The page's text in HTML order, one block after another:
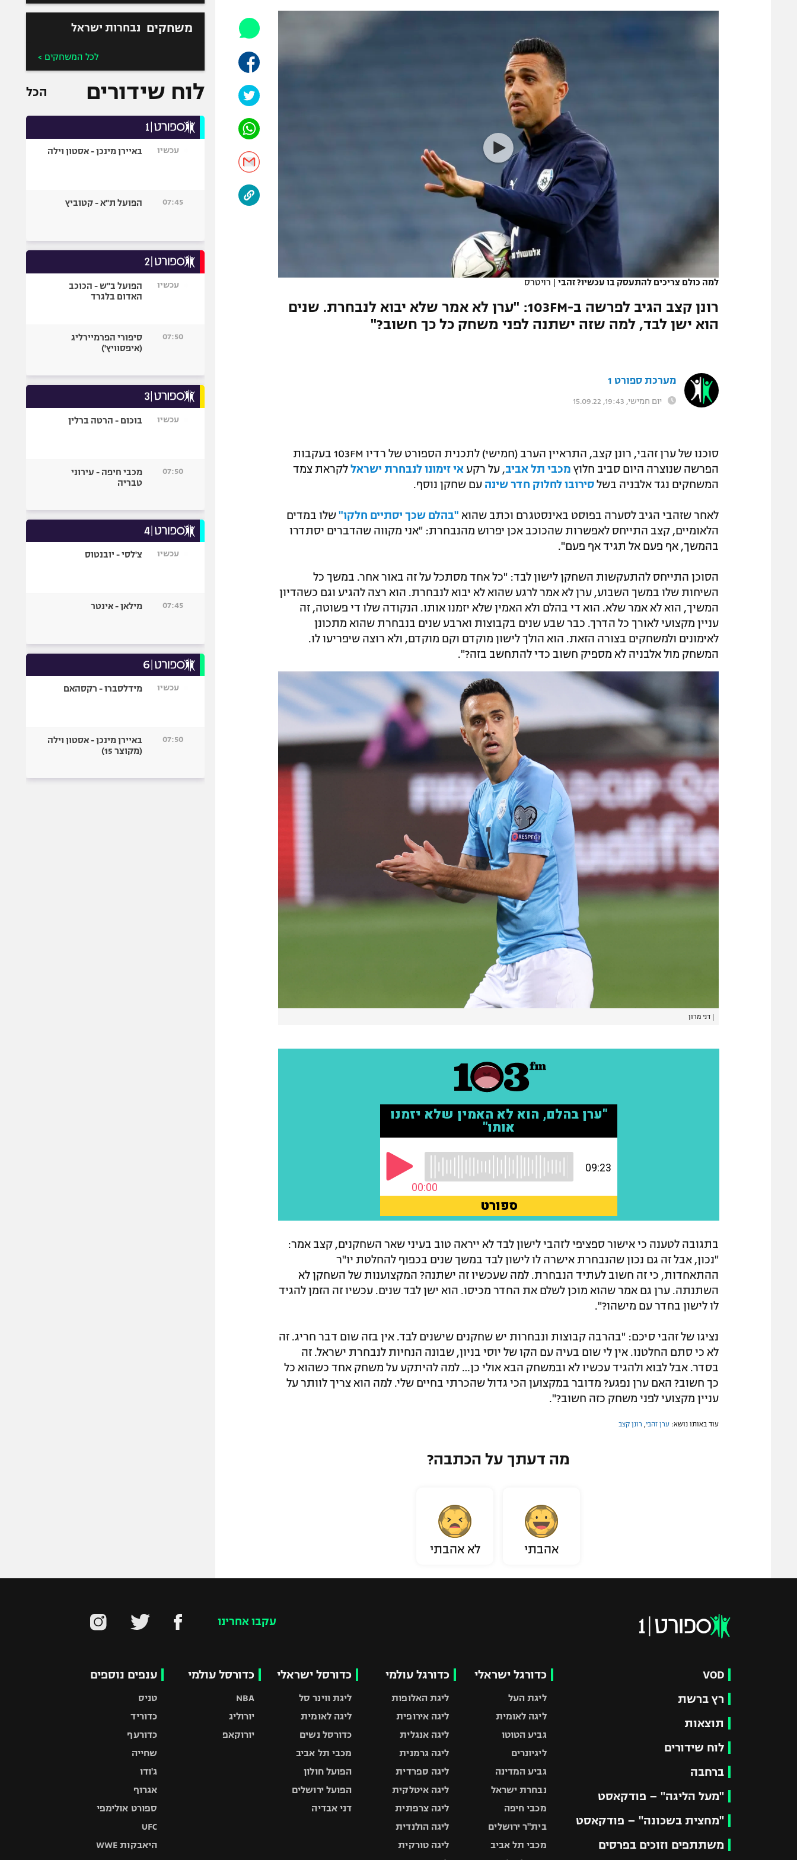
תקנון משתתפים וזוכים בפרסים
רשיון להקרנה פומבית לבית עסק
לוח דרושים – ג'ובנט
הפועל תל אביב
הפועל באר שבע
מכבי נתניה
בני יהודה
ליגה סינית
אופניים
ספורט מוטורי
ספורט אתגרי
גיימינג E-Sports
למה כולם צריכים להתעסק בו עכשיו? זהבי | רויטרס
רונן קצב הגיב לפרשה ב-103FM: "ערן לא אמר שלא יבוא לנבחרת. שנים
הוא ישן לבד, למה שזה ישתנה לפני משחק כל כך חשוב?"
מערכת ספורט 1
יום חמישי, 19:43, 15.09.22
סוכנו של ערן זהבי, רונן קצב, התראיין הערב (חמישי) לתכנית הספורט של רדיו 103FM בעקבות
הפרשה שנוצרה היום סביב חלוץ מכבי תל אביב, על רקע אי זימונו לנבחרת ישראל לקראת צמד
המשחקים נגד אלבניה בשל סירובו לחלוק חדר שינה עם שחקן נוסף.
לאחר שזהבי הגיב לסערה בפוסט באינסטגרם וכתב שהוא "בהלם שכך יסתיים חלקו" שלו במדים
הלאומיים, קצב התייחס לאפשרות שהכוכב אכן יפרוש מהנבחרת: "אני מקווה שהדברים יסתדרו
בהמשך, אף פעם אל תגיד אף פעם".
הסוכן התייחס להתעקשות השחקן לישון לבד: "כל אחד מסתכל על זה באור אחר. במשך כל
השיחות שלו במשך השבוע, ערן לא אמר לרגע שהוא לא יבוא לנבחרת. הוא רצה להגיע וגם כשהדיון
המשיך, הוא לא אמר שלא. הוא די בהלם ולא האמין שלא יזמנו אותו. הנקודה שלו די פשוטה, זה
עניין מקצועי לאורך כל הדרך. כבר שבע שנים בקבוצות וארבע שנים בנבחרת שהוא מתכונן
לאימונים ולמשחקים בצורה הזאת. הוא הולך לישון מוקדם וקם מוקדם, ולא רוצה שיפריעו לו.
המשחק מול אלבניה לא מספיק חשוב כדי להתחשב בזה?".
| דני מרון
בתגובה לטענה כי אישור ספציפי לזהבי לישון לבד לא ייראה טוב בעיני שאר השחקנים, קצב אמר:
"נכון, אבל זה גם נכון שהנבחרת אישרה לו לישון לבד במשך שנים בכפוף להחלטת יו"ר
ההתאחדות, כי זה חשוב לעתיד הנבחרת. למה שעכשיו זה ישתנה? המקצוענות של השחקן לא
השתנתה. ערן גם אמר שהוא מוכן לשלם את החדר מכיסו. הוא ישן לבד שנים. עכשיו זה הזמן להגיד
לו לישון בחדר עם מישהו?".
נציגו של זהבי סיכם: "בהרבה קבוצות ונבחרות יש שחקנים שישנים לבד. אין בזה שום דבר חריג. זה
לא כי סתם החלטנו. אין לי שום בעיה עם הקו של יוסי בניון, שבונה הנחיות לנבחרת ישראל. זה
בסדר. אבל לבוא ולהגיד עכשיו לא ובמשחק הבא אולי כן… למה להיתקע על משחק אחד כשהוא כל
כך חשוב? האם ערן נפגע? מדובר במקצוען הכי גדול שהכרתי בחיים שלי. למה הוא צריך לוותר על
עניין מקצועי לפני משחק כזה חשוב?".
עוד באותו נושא: ערן זהבי רונן קצב
מה דעתך על הכתבה?
אהבתי לא אהבתי
משחקים נבחרות ישראל
לכל המשחקים >
לוח שידורים הכל
עכשיו באיירן מינכן - אסטון וילה
07:45 הפועל ת"א - קטוביץ
עכשיו
הפועל ב"ש - הכוכב
האדום בלגרד
07:50
סיפורי הפרמיירליג
(איפסוויץ')
עכשיו בוכום - הרטה ברלין
07:50
מכבי חיפה - עירוני
טבריה
עכשיו צ'לסי - יובנטוס
07:45 מילאן - אינטר
עכשיו מידלסברו - רקסהאם
07:50
באיירן מינכן - אסטון וילה
(מקוצר 15)
עקבו אחרינו
VOD
רץ ברשת
תוצאות
לוח שידורים
ברחבה
"מעל הליגה" – פודקאסט
"מחצית בשכונה" – פודקאסט
משתתפים וזוכים בפרסים
כדורגל ישראלי
ליגת העל
ליגה לאומית
גביע הטוטו
ליגיונרים
גביע המדינה
נבחרת ישראל
מכבי חיפה
בית"ר ירושלים
מכבי תל אביב
כדורגל עולמי
ליגת האלופות
ליגה אירופית
ליגה אנגלית
ליגה גרמנית
ליגה ספרדית
ליגה איטלקית
ליגה צרפתית
ליגה הולנדית
ליגה טורקית
כדורסל ישראלי
ליגת ווינר סל
ליגה לאומית
כדורסל נשים
מכבי תל אביב
הפועל חולון
הפועל ירושלים
דני אבדיה
כדורסל עולמי
NBA
יורוליג
יורוקאפ
ענפים נוספים
טניס
כדוריד
כדורעף
שחייה
ג'ודו
אגרוף
ספורט אולימפי
UFC
היאבקות WWE